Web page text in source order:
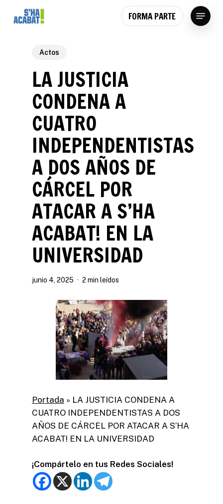
FORMA PARTE Menu
Actos
LA JUSTICIA
CONDENA A
CUATRO
INDEPENDENTISTAS
A DOS AÑOS DE
CÁRCEL POR
ATACAR A S’HA
ACABAT! EN LA
UNIVERSIDAD
junio 4, 2025 2 min leídos
Portada » LA JUSTICIA CONDENA A
CUATRO INDEPENDENTISTAS A DOS
AÑOS DE CÁRCEL POR ATACAR A S’HA
ACABAT! EN LA UNIVERSIDAD
¡Compártelo en tus Redes Sociales!